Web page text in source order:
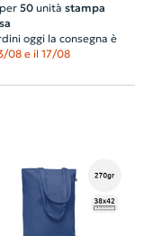
50unità stampa
oggi la consegna è
08 e il 17/08